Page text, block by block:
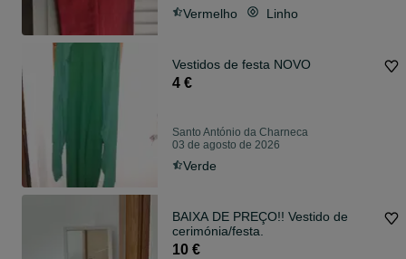
Vermelho Linho
Vestidos de festa NOVO
4 €
Santo António da Charneca
03 de agosto de 2026
Verde
BAIXA DE PREÇO!! Vestido de
cerimónia/festa.
10 €